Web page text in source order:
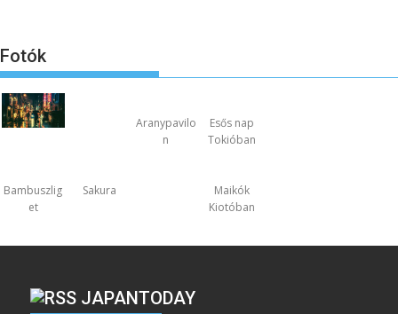
Fotók
Aranypavilo
n
Esős nap
Tokióban
Bambuszlig
et
Sakura
Maikók
Kiotóban
JAPANTODAY